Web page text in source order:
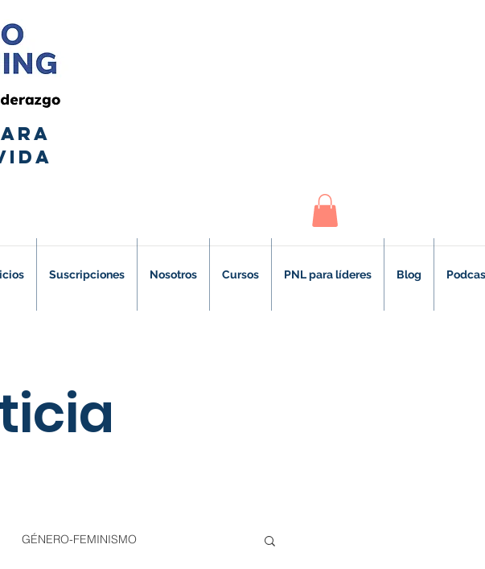
Suscripciones Nosotros Cursos PNL para líderes Blog
GÉNERO-FEMINISMO